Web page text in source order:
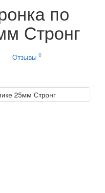
по
Стронг
Отзывы 0